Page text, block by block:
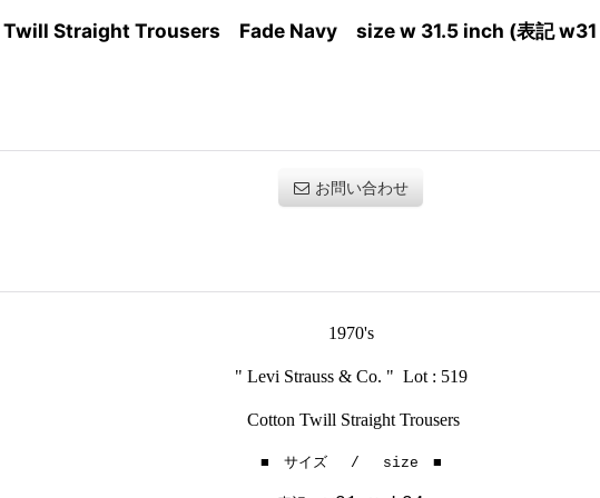
Twill Straight Trousers Fade Navy size w 31.5 inch (表記
お問い合わせ
1970's
" Levi Strauss & Co. " Lot : 519
Cotton Twill Straight Trousers
■ サイズ / size ■